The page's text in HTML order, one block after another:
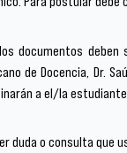
documentos deben
de Docencia, Dr.
a el/la estudiante
duda o consulta que